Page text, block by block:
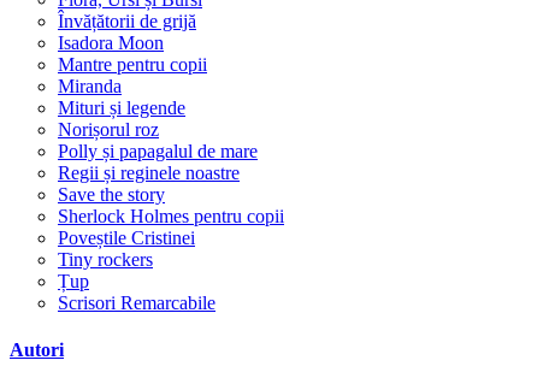
Învățătorii de grijă
Isadora Moon
Mantre pentru copii
Miranda
Mituri și legende
Norișorul roz
Polly și papagalul de mare
Regii și reginele noastre
Save the story
Sherlock Holmes pentru copii
Poveștile Cristinei
Tiny rockers
Țup
Scrisori Remarcabile
Autori